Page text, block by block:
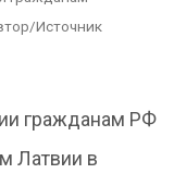
Источник
гражданам РФ
Латвии в